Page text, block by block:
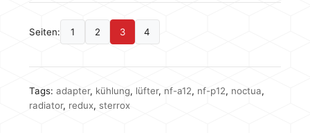
Seiten: 1 2 3 4
Tags: adapter, kühlung, lüfter, nf-a12, nf-p12, noctua,
radiator, redux, sterrox